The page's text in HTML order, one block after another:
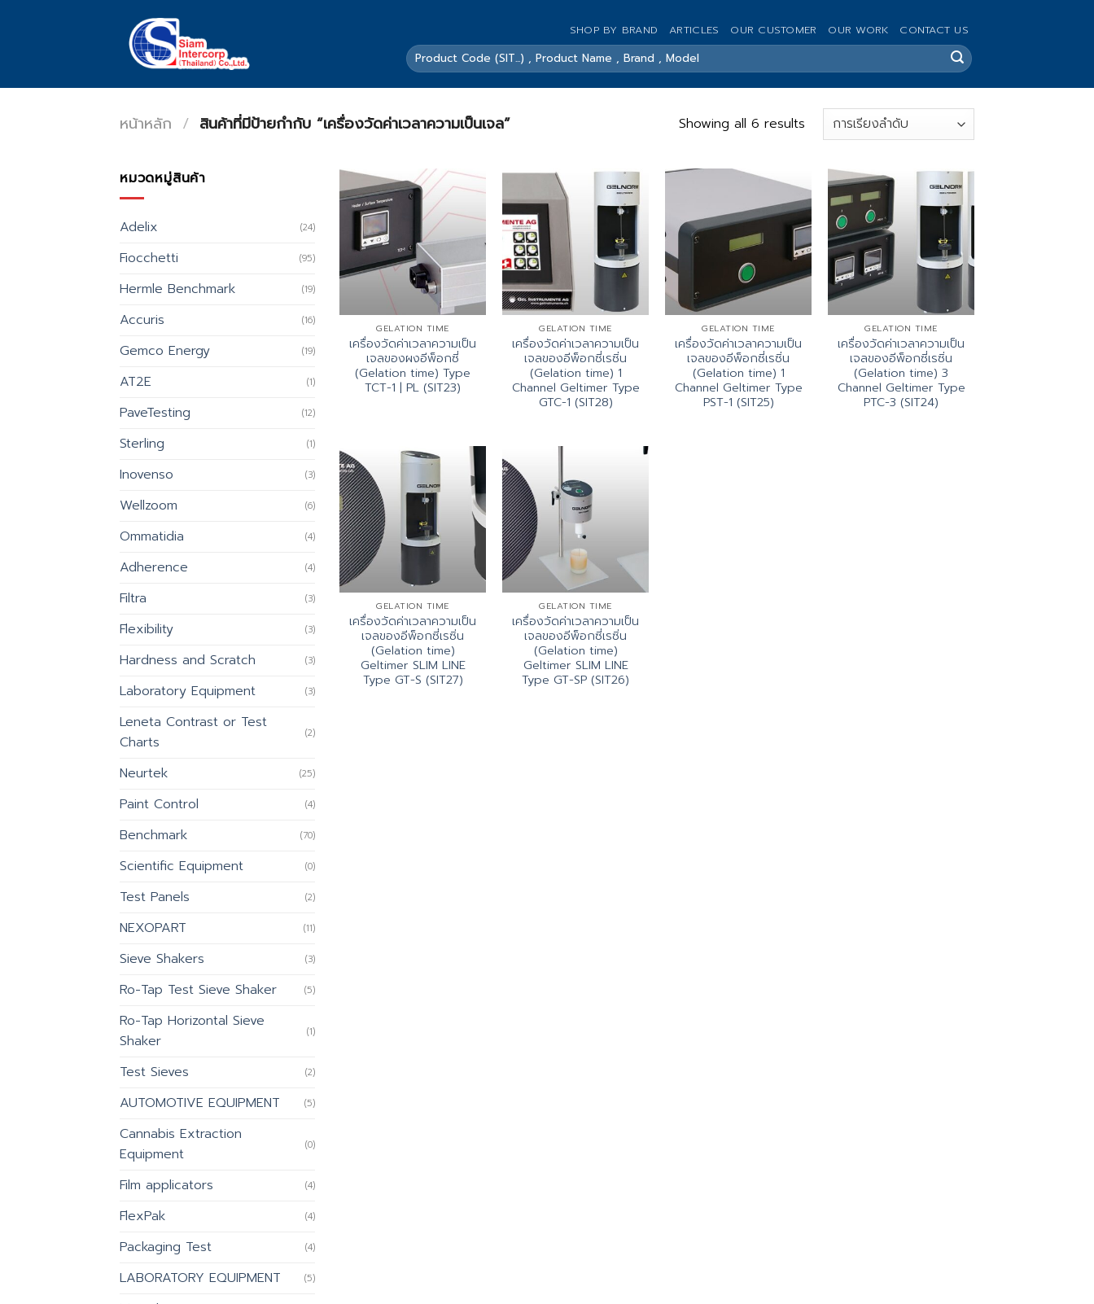
SHOP BY BRAND ARTICLES OUR CUSTOMER OUR WORK CONTACT US
ค้นหา:
หน้าหลัก / สินค้าที่มีป้ายกำกับ “เครื่องวัดค่าเวลาความเป็นเจล” Showing all 6 results
หมวดหมู่สินค้า
Adelix (24)
Fiocchetti (95)
Hermle Benchmark (19)
Accuris (16)
Gemco Energy (19)
AT2E (1)
PaveTesting (12)
Sterling (1)
Inovenso (3)
Wellzoom (6)
Ommatidia (4)
Adherence (4)
Filtra (3)
Flexibility (3)
Hardness and Scratch (3)
Laboratory Equipment (3)
Leneta Contrast or Test
Charts
(2)
Neurtek (25)
Paint Control (4)
Benchmark (70)
Scientific Equipment (0)
Test Panels (2)
NEXOPART (11)
Sieve Shakers (3)
Ro-Tap Test Sieve Shaker (5)
Ro-Tap Horizontal Sieve
Shaker
(1)
Test Sieves (2)
AUTOMOTIVE EQUIPMENT (5)
Cannabis Extraction
Equipment
(0)
Film applicators (4)
FlexPak (4)
Packaging Test (4)
LABORATORY EQUIPMENT (5)
GELATION TIME
เครื่องวัดค่าเวลาความเป็น
เจลของผงอีพ็อกซี่
(Gelation time) Type
TCT-1 | PL (SIT23)
GELATION TIME
เครื่องวัดค่าเวลาความเป็น
เจลของอีพ็อกซี่เรซิ่น
(Gelation time) 1
Channel Geltimer Type
GTC-1 (SIT28)
GELATION TIME
เครื่องวัดค่าเวลาความเป็น
เจลของอีพ็อกซี่เรซิ่น
(Gelation time) 1
Channel Geltimer Type
PST-1 (SIT25)
GELATION TIME
เครื่องวัดค่าเวลาความเป็น
เจลของอีพ็อกซี่เรซิ่น
(Gelation time) 3
Channel Geltimer Type
PTC-3 (SIT24)
GELATION TIME
เครื่องวัดค่าเวลาความเป็น
เจลของอีพ็อกซี่เรซิ่น
(Gelation time)
Geltimer SLIM LINE
Type GT-S (SIT27)
GELATION TIME
เครื่องวัดค่าเวลาความเป็น
เจลของอีพ็อกซี่เรซิ่น
(Gelation time)
Geltimer SLIM LINE
Type GT-SP (SIT26)